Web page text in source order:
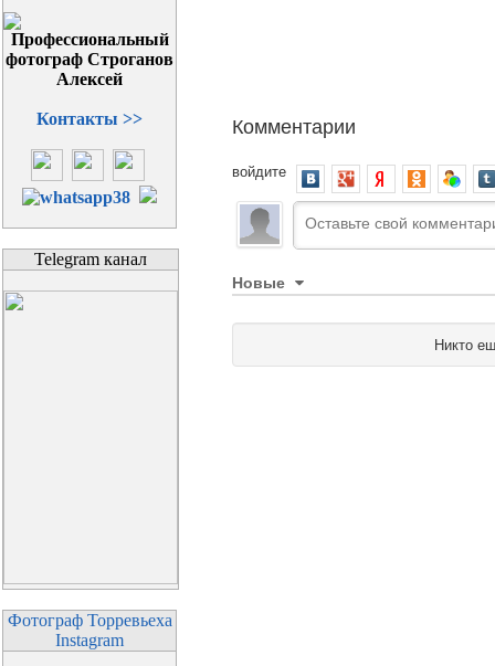
Контакты >>
Telegram канал
Фотограф Торревьеха
Instagram
Комментарии
войдите
Новые
Никто